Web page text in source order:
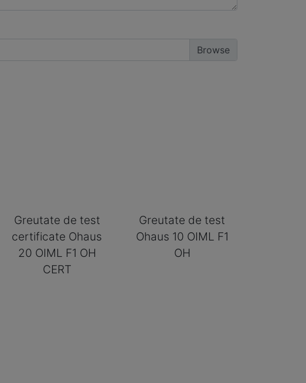
Greutate de test
certificate Ohaus
20 OIML F1 OH
CERT
Greutate de test
Ohaus 10 OIML F1
OH